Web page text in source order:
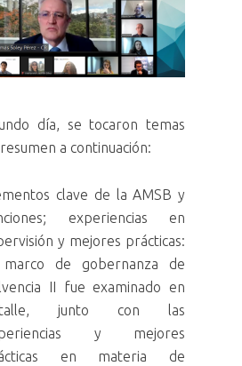
día, se tocaron temas
a continuación:
clave de la AMSB y
experiencias en
y mejores prácticas:
de gobernanza de
II fue examinado en
junto con las
y mejores
en materia de